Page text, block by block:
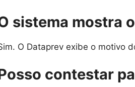
sistema mostra
O Dataprev exibe o motivo
contestar